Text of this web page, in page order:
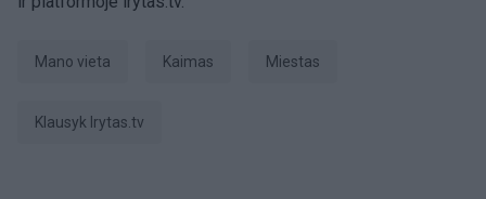
Mano vieta kaimas miestas
Klausyk lrytas.tv